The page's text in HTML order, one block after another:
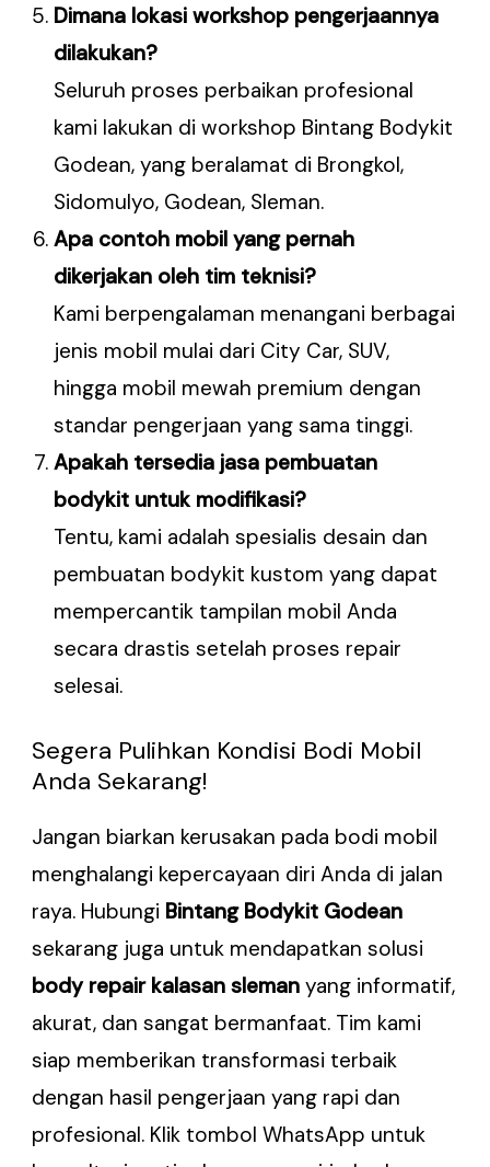
Dimana lokasi workshop pengerjaannya
dilakukan?
Seluruh proses perbaikan profesional
kami lakukan di workshop Bintang Bodykit
Godean, yang beralamat di Brongkol,
Sidomulyo, Godean, Sleman.
Apa contoh mobil yang pernah
dikerjakan oleh tim teknisi?
Kami berpengalaman menangani berbagai
jenis mobil mulai dari City Car, SUV,
hingga mobil mewah premium dengan
standar pengerjaan yang sama tinggi.
Apakah tersedia jasa pembuatan
bodykit untuk modifikasi?
Tentu, kami adalah spesialis desain dan
pembuatan bodykit kustom yang dapat
mempercantik tampilan mobil Anda
secara drastis setelah proses repair
selesai.
Segera Pulihkan Kondisi Bodi Mobil
Anda Sekarang!
Jangan biarkan kerusakan pada bodi mobil
menghalangi kepercayaan diri Anda di jalan
raya. Hubungi Bintang Bodykit Godean
sekarang juga untuk mendapatkan solusi
body repair kalasan sleman yang informatif,
akurat, dan sangat bermanfaat. Tim kami
siap memberikan transformasi terbaik
dengan hasil pengerjaan yang rapi dan
profesional. Klik tombol WhatsApp untuk